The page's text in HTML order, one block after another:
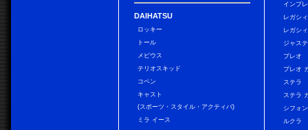
DAIHATSU
ロッキー
トール
メビウス
テリオスキッド
コペン
キャスト
(スポーツ・スタイル・アクティバ)
ミラ イース
インプ
レガシ
レガシ
ジャス
プレオ
プレオ
ステラ
ステラ
シフォ
ルクラ